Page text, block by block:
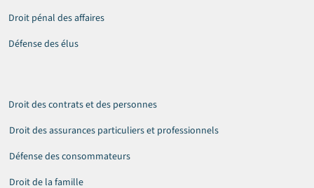
Droit pénal des affaires
Défense des élus
Droit des contrats et des personnes
Droit des assurances particuliers et professionnels
Défense des consommateurs
Droit de la famille